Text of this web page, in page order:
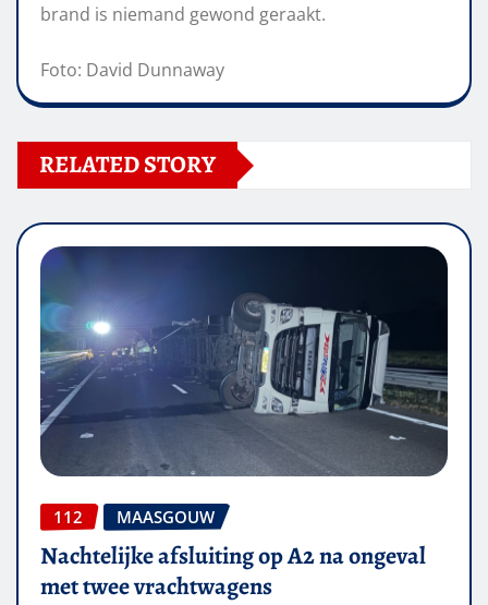
brand is niemand gewond geraakt.
Foto: David Dunnaway
RELATED STORY
112 MAASGOUW
Nachtelijke afsluiting op A2 na ongeval
met twee vrachtwagens